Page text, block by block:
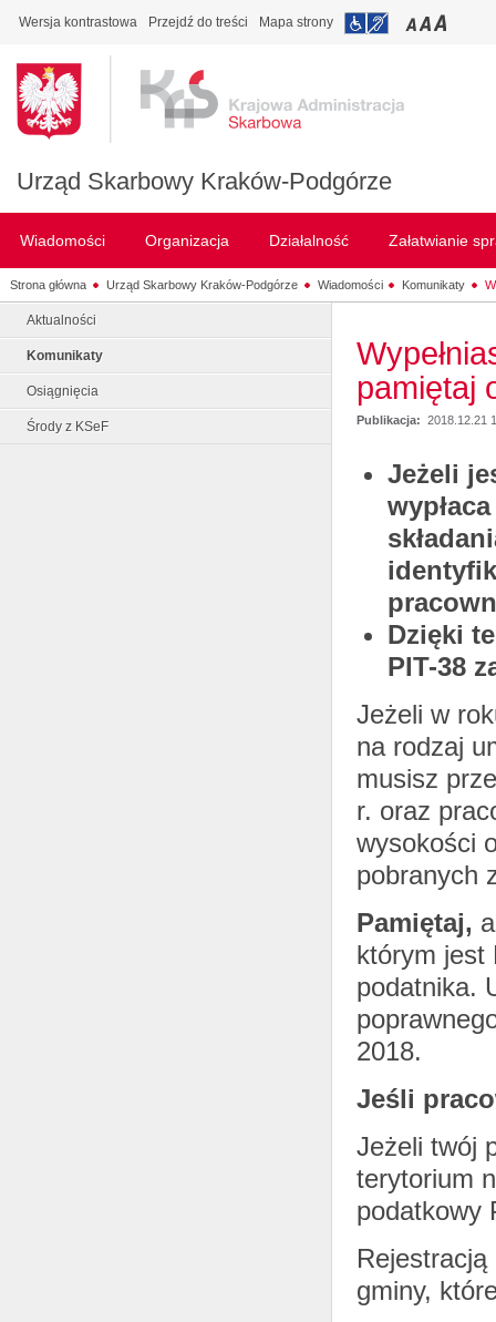
Wersja kontrastowa Przejdź do treści Mapa strony
Urząd Skarbowy Kraków-Podgórze
Wiadomości Organizacja Działalność Załatwianie
Strona główna Urząd Skarbowy Kraków-Podgórze Wiadomości Komunikaty
Aktualności
Komunikaty
Osiągnięcia
Środy z KSeF
pamiętaj
Publikacja: 2018.12.21
Jeżeli
Dzięki
PIT-38
Jeżeli w
na rodzaj
musisz
r. oraz
wysokości
pobranych
Pamiętaj,
którym jest
podatnika.
2018.
Jeśli
Jeżeli twój
terytorium
podatkowy
gminy,